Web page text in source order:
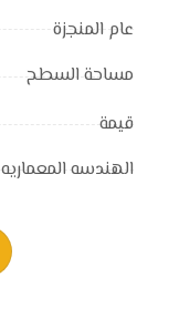
عام المنجزة
مساحة السطح
قيمة
الهندسه المعماريه